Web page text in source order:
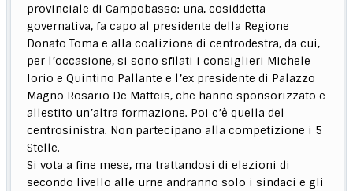
provinciale di Campobasso: una, cosiddetta
governativa, fa capo al presidente della Regione
Donato Toma e alla coalizione di centrodestra, da cui,
per l’occasione, si sono sfilati i consiglieri Michele
Iorio e Quintino Pallante e l’ex presidente di Palazzo
Magno Rosario De Matteis, che hanno sponsorizzato e
allestito un’altra formazione. Poi c’è quella del
centrosinistra. Non partecipano alla competizione i 5
Stelle.
Si vota a fine mese, ma trattandosi di elezioni di
secondo livello alle urne andranno solo i sindaci e gli